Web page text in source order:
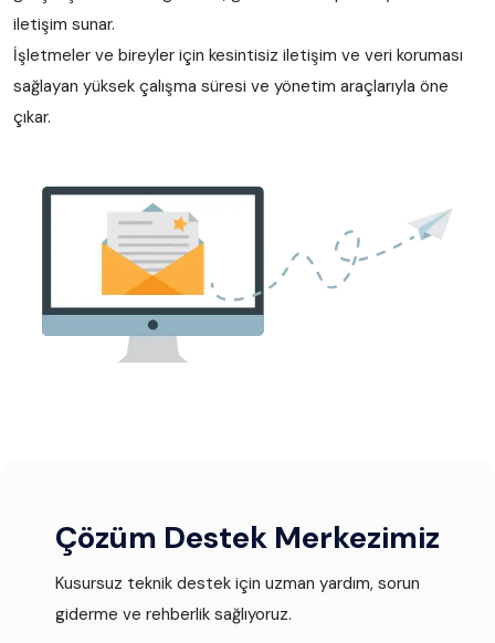
iletişim sunar.
İşletmeler ve bireyler için kesintisiz iletişim ve veri koruması
sağlayan yüksek çalışma süresi ve yönetim araçlarıyla öne
çıkar.
Çözüm Destek Merkezimiz
Kusursuz teknik destek için uzman yardım, sorun
giderme ve rehberlik sağlıyoruz.